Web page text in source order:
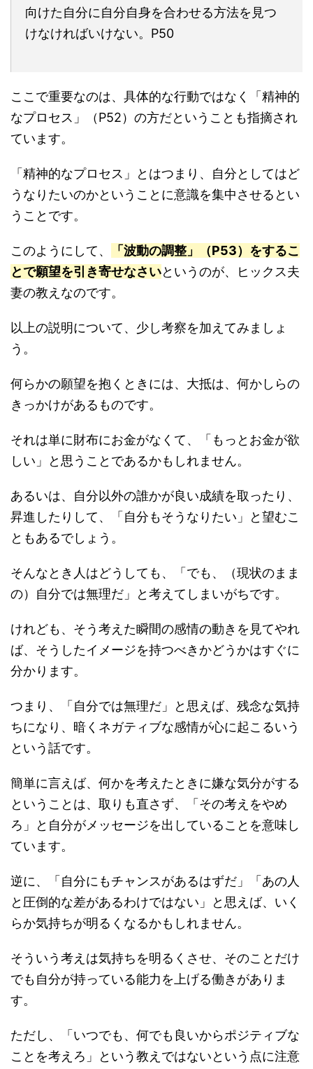
向けた自分に自分自身を合わせる方法を見つ
けなければいけない。P50
ここで重要なのは、具体的な行動ではなく「精神的
なプロセス」（P52）の方だということも指摘され
ています。
「精神的なプロセス」とはつまり、自分としてはど
うなりたいのかということに意識を集中させるとい
うことです。
このようにして、
「波動の調整」（P53）をするこ
とで願望を引き寄せなさいというのが、ヒックス夫
妻の教えなのです。
以上の説明について、少し考察を加えてみましょ
う。
何らかの願望を抱くときには、大抵は、何かしらの
きっかけがあるものです。
それは単に財布にお金がなくて、「もっとお金が欲
しい」と思うことであるかもしれません。
あるいは、自分以外の誰かが良い成績を取ったり、
昇進したりして、「自分もそうなりたい」と望むこ
ともあるでしょう。
そんなとき人はどうしても、「でも、（現状のまま
の）自分では無理だ」と考えてしまいがちです。
けれども、そう考えた瞬間の感情の動きを見てやれ
ば、そうしたイメージを持つべきかどうかはすぐに
分かります。
つまり、「自分では無理だ」と思えば、残念な気持
ちになり、暗くネガティブな感情が心に起こるいう
という話です。
簡単に言えば、何かを考えたときに嫌な気分がする
ということは、取りも直さず、「その考えをやめ
ろ」と自分がメッセージを出していることを意味し
ています。
逆に、「自分にもチャンスがあるはずだ」「あの人
と圧倒的な差があるわけではない」と思えば、いく
らか気持ちが明るくなるかもしれません。
そういう考えは気持ちを明るくさせ、そのことだけ
でも自分が持っている能力を上げる働きがありま
す。
ただし、「いつでも、何でも良いからポジティブな
ことを考えろ」という教えではないという点に注意